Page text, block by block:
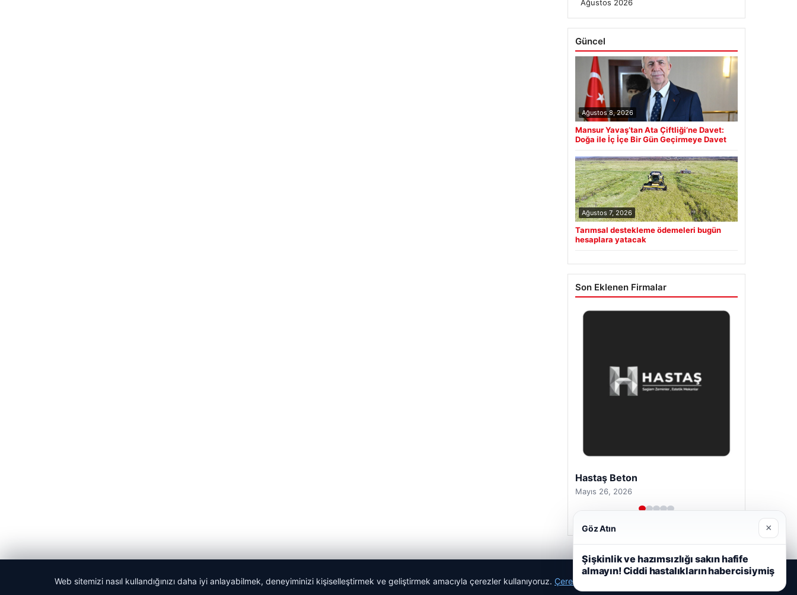
Ağustos 2026
Güncel
Ağustos 8, 2026
Mansur Yavaş’tan Ata Çiftliği’ne Davet:
Doğa ile İç İçe Bir Gün Geçirmeye Davet
Ağustos 7, 2026
Tarımsal destekleme ödemeleri bugün
hesaplara yatacak
Son Eklenen Firmalar
Prenses Night Club
Nisan 29, 2026
© 2026 Laf Gazetesi
Web sitemizi nasıl kullandığınızı daha iyi anlayabilmek, deneyiminizi kişiselleştirmek ve geliştirmek amacıyla çerezler kullanıyoruz. Çerez Politikamız
Göz Atın ×
Şişkinlik ve hazımsızlığı sakın hafife
almayın! Ciddi hastalıkların habercisiymiş